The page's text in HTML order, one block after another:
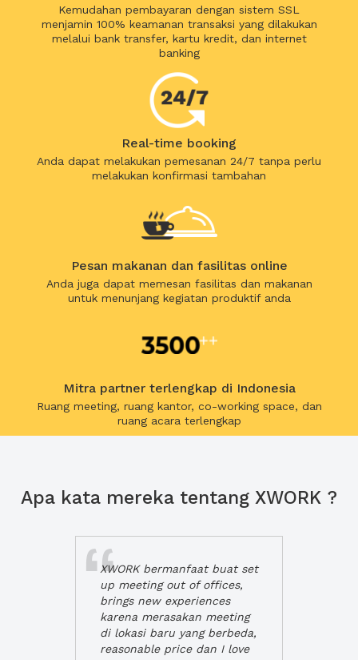
Kemudahan pembayaran dengan sistem SSL
menjamin 100% keamanan transaksi yang dilakukan
melalui bank transfer, kartu kredit, dan internet
banking
Real-time booking
Anda dapat melakukan pemesanan 24/7 tanpa perlu
melakukan konfirmasi tambahan
Pesan makanan dan fasilitas online
Anda juga dapat memesan fasilitas dan makanan
untuk menunjang kegiatan produktif anda
Mitra partner terlengkap di Indonesia
Ruang meeting, ruang kantor, co-working space, dan
ruang acara terlengkap
Apa kata mereka tentang XWORK ?
XWORK bermanfaat buat set
up meeting out of offices,
brings new experiences
karena merasakan meeting
di lokasi baru yang berbeda,
reasonable price dan I love